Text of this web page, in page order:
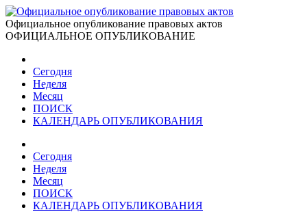
Официальное опубликование правовых актов
ОФИЦИАЛЬНОЕ ОПУБЛИКОВАНИЕ
Сегодня
Неделя
Месяц
ПОИСК
КАЛЕНДАРЬ ОПУБЛИКОВАНИЯ
Сегодня
Неделя
Месяц
ПОИСК
КАЛЕНДАРЬ ОПУБЛИКОВАНИЯ